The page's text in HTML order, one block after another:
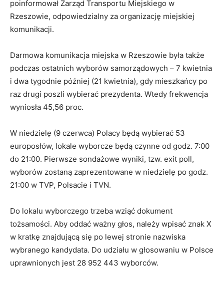
poinformował Zarząd Transportu Miejskiego w
Rzeszowie, odpowiedzialny za organizację miejskiej
komunikacji.
Darmowa komunikacja miejska w Rzeszowie była także
podczas ostatnich wyborów samorządowych – 7 kwietnia
i dwa tygodnie później (21 kwietnia), gdy mieszkańcy po
raz drugi poszli wybierać prezydenta. Wtedy frekwencja
wyniosła 45,56 proc.
W niedzielę (9 czerwca) Polacy będą wybierać 53
europosłów, lokale wyborcze będą czynne od godz. 7:00
do 21:00. Pierwsze sondażowe wyniki, tzw. exit poll,
wyborów zostaną zaprezentowane w niedzielę po godz.
21:00 w TVP, Polsacie i TVN.
Do lokalu wyborczego trzeba wziąć dokument
tożsamości. Aby oddać ważny głos, należy wpisać znak X
w kratkę znajdującą się po lewej stronie nazwiska
wybranego kandydata. Do udziału w głosowaniu w Polsce
uprawnionych jest 28 952 443 wyborców.